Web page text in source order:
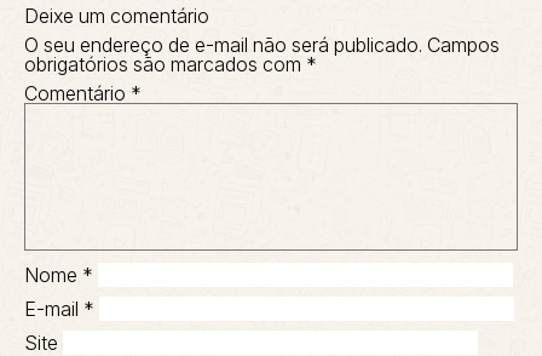
Deixe um comentário
O seu endereço de e-mail não será publicado. Campos
obrigatórios são marcados com *
Comentário *
Nome *
E-mail *
Site